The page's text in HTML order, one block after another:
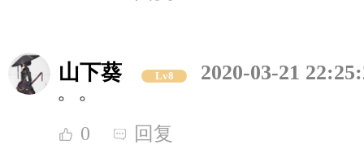
山下葵 Lv8
2020-03-21
。。
0 回复